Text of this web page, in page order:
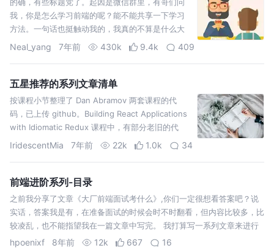
我，你是怎么学习前端的呢？能不能共享一下学习
方法。一句话也挺触动我的，我真的不算是什么大
佬，对于学习前端知识，我也不能说是掌握了什么
前，我想展(g…
Neal_yang 7年前 430k 9.4k 409
五星推荐的系列文章清单
按课程小节整理了 Dan Abramov 两套课程的代
码，已上传 github。Building React Applications
with Idiomatic Redux 课程中，有部分老旧的代
码，在 router v4 下不能正常运行，在这份练习代
IridescentMia 7年前 22k 1.0k 34
前端进阶系列-目录
之前我分享了文章《大厂前端面试考什么》,你们一定很想看答案吧？说
实话，答案我是有，在准备面试的时候会时不时翻看，但内容比较多，比
较凌乱，也不能指望我在一篇文章中写完。 我打算写一系列文章来进行
解答面试中碰到的问题。目前只有目录，赶时间的同学可以根据关键词自
hpoenixf 8年前 12k 667 16